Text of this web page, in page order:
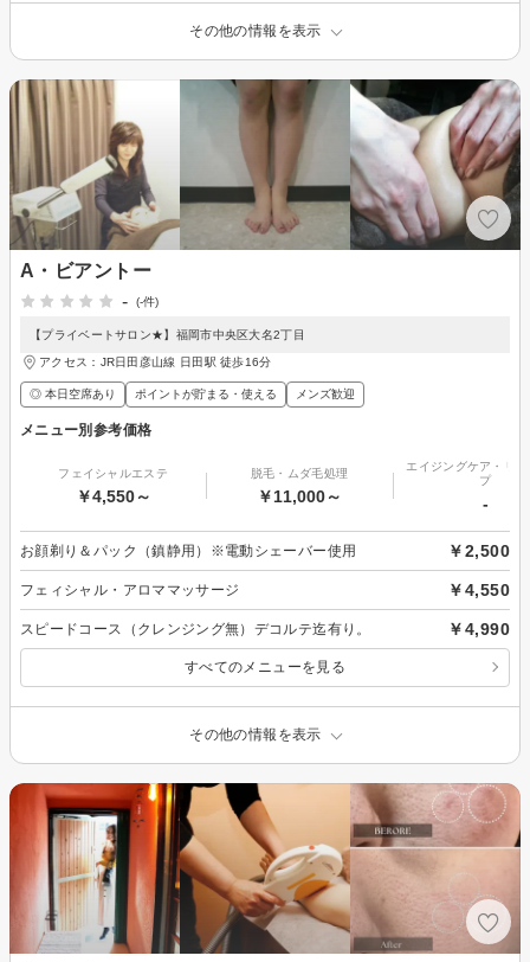
その他の情報を表示
A・ビアントー
-
(-件)
【プライベートサロン★】福岡市中央区大名2丁目
アクセス：JR日田彦山線 日田駅 徒歩16分
◎ 本日空席あり ポイントが貯まる・使える メンズ歓迎
メニュー別参考価格
フェイシャルエステ
￥4,550～
脱毛・ムダ毛処理
￥11,000～
エイジングケア・リ
プ
-
お顔剃り＆パック（鎮静用）※電動シェーバー使用 ￥2,500
フェィシャル・アロママッサージ ￥4,550
スピードコース（クレンジング無）デコルテ迄有り。 ￥4,990
すべてのメニューを見る
その他の情報を表示